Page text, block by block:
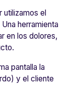
utilizamos el
Una herramienta
en los dolores,
pantalla la
y el cliente